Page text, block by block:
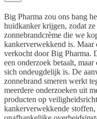
Big Pharma zou ons bang
huidkanker krijgen, zodat
zonnebrandcrème die we
kankerverwekkend is. Maar
verkocht door Big Pharma.
een onderzoek betaalt,
sich ondeugdelijk is. De
zonnebrand smeren werkt
meerdere onderzoeken uit
producten op
kankerverwekkende